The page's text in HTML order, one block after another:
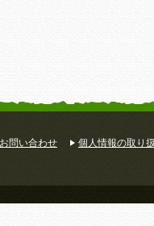
お問い合わせ 個人情報の取り